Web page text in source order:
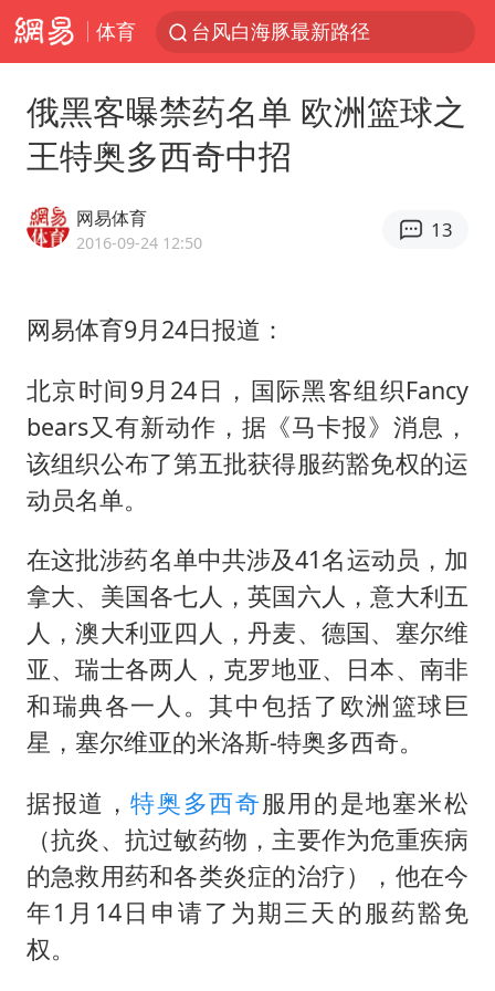
体育
台风白海豚最新路径
63岁关之琳否认与27岁模特恋情
我国编制完成新版全月地质图
80后女柜员逆袭成4200亿银行副行长
感觉全东北都在等7号
多地要求领导干部带头休假
女子利用漏洞0元薅走3000多件家电
东方甄选被判赔偿江小白30万元
奋进开新局 实干挑大梁
俄黑客曝禁药名单 欧洲篮球之
王特奥多西奇中招
网易体育
2016-09-24 12:50
13
网易体育9月24日报道：
北京时间9月24日，国际黑客组织Fancy
bears又有新动作，据《马卡报》消息，
该组织公布了第五批获得服药豁免权的运
动员名单。
在这批涉药名单中共涉及41名运动员，加
拿大、美国各七人，英国六人，意大利五
人，澳大利亚四人，丹麦、德国、塞尔维
亚、瑞士各两人，克罗地亚、日本、南非
和瑞典各一人。其中包括了欧洲篮球巨
星，塞尔维亚的米洛斯-特奥多西奇。
据报道，特奥多西奇服用的是地塞米松
（抗炎、抗过敏药物，主要作为危重疾病
的急救用药和各类炎症的治疗），他在今
年1月14日申请了为期三天的服药豁免
权。